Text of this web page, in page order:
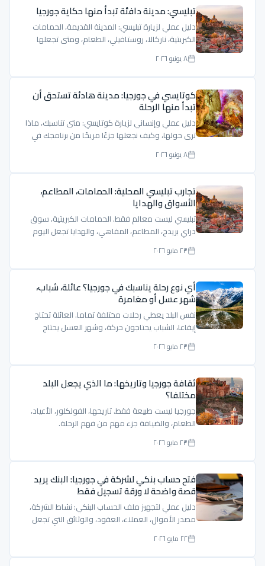
تبليسي: مدينة دافئة تبدأ منها حكاية جورجيا
دليل عملي لزيارة تبليسي: المدينة القديمة، الحمامات
الكبريتية، ناركالا، روستافيلي، الطعام، ومتى تجعلها
مركز رحلتك.
٨ يونيو ٢٠٢٦
كوتايسي في جورجيا: مدينة هادئة تستحق أن
تبدأ منها الرحلة
دليل عملي وإنساني لزيارة كوتايسي: متى تناسبك، ماذا
ترى حولها، وكيف نجعلها جزءًا مريحًا من برنامجك في
جورجيا.
٨ يونيو ٢٠٢٦
تجارب تبليسي المحلية: الحمامات، المطاعم،
الأسواق والهدايا
تبليسي ليست معالم فقط. الحمامات الكبريتية، سوق
دراي بريدج، المطاعم، المقاهي، والهدايا تجعل اليوم
أكثر حياة.
٢٣ مايو ٢٠٢٦
أي نوع رحلة يناسبك في جورجيا؟ عائلة، شباب،
شهر عسل أو مغامرة
نفس البلد يعطي رحلات مختلفة تماما. العائلة تحتاج
إيقاعا، الشباب يحتاجون حركة، وشهر العسل يحتاج
خصوصية وهدوء.
٢٣ مايو ٢٠٢٦
ثقافة جورجيا وتاريخها: ما الذي يجعل البلد
مختلفا؟
جورجيا ليست طبيعة فقط. تاريخها، الفولكلور، الأعياد،
الطعام، والضيافة جزء مهم من فهم الرحلة.
٢٣ مايو ٢٠٢٦
فتح حساب بنكي لشركة في جورجيا: البنك يريد
قصة واضحة لا ورقة تسجيل فقط
دليل عملي لتجهيز ملف الحساب البنكي: نشاط الشركة،
مصدر الأموال، العملاء، العقود، والوثائق التي تجعل
الملف مفهومًا.
٢٢ مايو ٢٠٢٦